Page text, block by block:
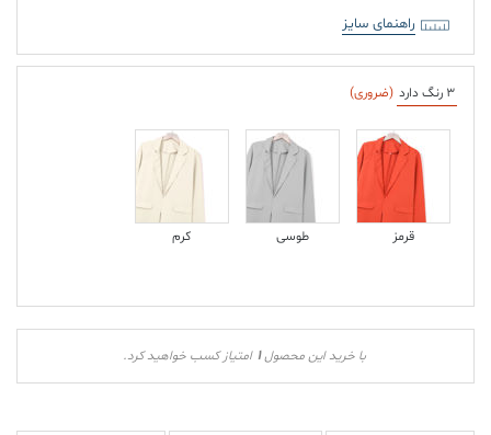
راهنمای سایز
3 رنگ دارد (ضروری)
قرمز طوسی کرم
با خرید این محصول1 امتیاز کسب خواهید کرد.